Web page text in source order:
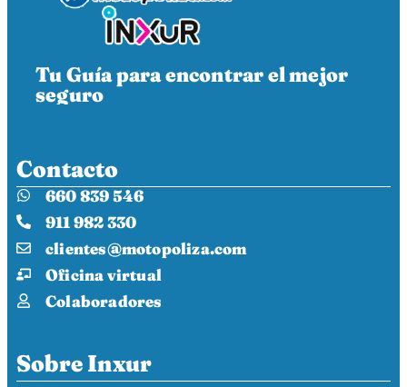
Tu Guía para encontrar el mejor
seguro
Contacto
660 839 546
911 982 330
clientes@motopoliza.com
Oficina virtual
Colaboradores
Sobre Inxur